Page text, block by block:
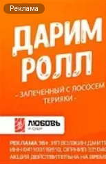
Реклама